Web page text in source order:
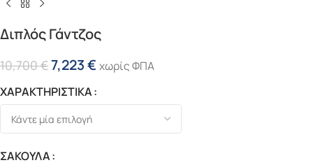
Διπλός Γάντζος
10,700€7,223€ χωρίς ΦΠΑ
ΧΑΡΑΚΤΗΡΙΣΤΙΚΑ
ΣΑΚΟΥΛΑ